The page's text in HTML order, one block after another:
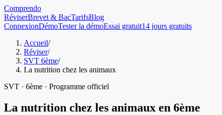
Comprendo
RéviserBrevet & BacTarifsBlog
ConnexionDémoTester la démoEssai gratuit14 jours gratuits
Accueil/
Réviser/
SVT 6ème/
La nutrition chez les animaux
SVT · 6ème · Programme officiel
La nutrition chez les animaux en 6ème